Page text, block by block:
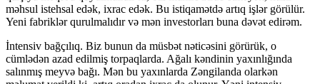
məhsul istehsal edək, ixrac edək. Bu istiqamətdə artıq işlər görülür.
Yeni fabriklər qurulmalıdır və mən investorları buna dəvət edirəm.
İntensiv bağçılıq. Biz bunun da müsbət nəticəsini görürük, o
cümlədən azad edilmiş torpaqlarda. Ağalı kəndinin yaxınlığında
salınmış meyvə bağı. Mən bu yaxınlarda Zəngilanda olarkən